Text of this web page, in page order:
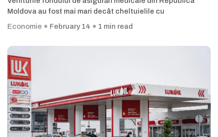
Moldova au fost mai mari decât cheltuielile cu
Economie
February 14 1 min read